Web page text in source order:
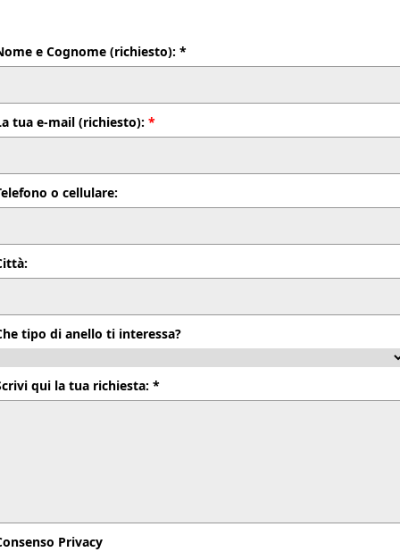
e Cognome (richiesto): *
tua e-mail (richiesto): *
o cellulare:
tipo di anello ti interessa?
qui la tua richiesta: *
Privacy